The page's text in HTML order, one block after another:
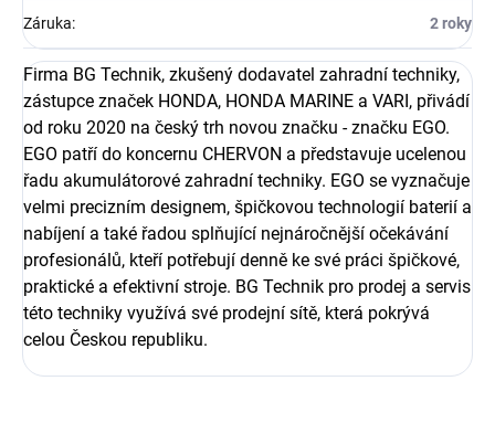
Záruka: 2 roky
Firma BG Technik, zkušený dodavatel zahradní techniky,
zástupce značek HONDA, HONDA MARINE a VARI, přivádí
od roku 2020 na český trh novou značku - značku EGO.
EGO patří do koncernu CHERVON a představuje ucelenou
řadu akumulátorové zahradní techniky. EGO se vyznačuje
velmi precizním designem, špičkovou technologií baterií a
nabíjení a také řadou splňující nejnáročnější očekávání
profesionálů, kteří potřebují denně ke své práci špičkové,
praktické a efektivní stroje. BG Technik pro prodej a servis
této techniky využívá své prodejní sítě, která pokrývá
celou Českou republiku.